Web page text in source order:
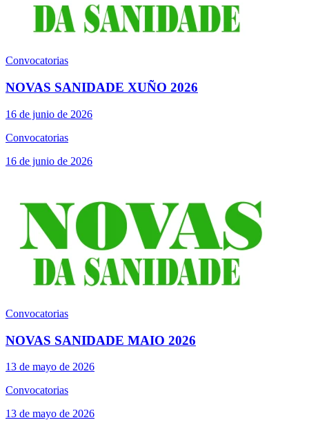
Convocatorias
NOVAS SANIDADE XUÑO 2026
16 de junio de 2026
Convocatorias
16 de junio de 2026
Convocatorias
NOVAS SANIDADE MAIO 2026
13 de mayo de 2026
Convocatorias
13 de mayo de 2026